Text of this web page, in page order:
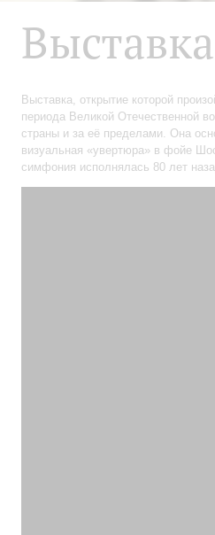
Выставка
Выставка, открытие которой
периода Великой Отечественной
страны и за её пределами. Она
визуальная «увертюра» в фойе
симфония исполнялась 80 лет